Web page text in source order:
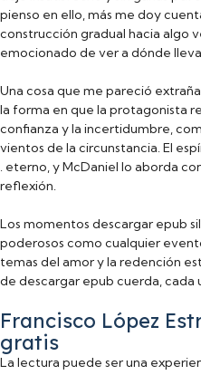
pienso en ello, más me doy
construcción gradual hacia algo
emocionado de ver a dónde
Una cosa que me pareció
la forma en que la protagonista
confianza y la incertidumbre,
vientos de la circunstancia. El
. eterno, y McDaniel lo aborda
reflexión.
Los momentos descargar epub
poderosos como cualquier
temas del amor y la redención
de descargar epub cuerda,
Francisco López
gratis
La lectura puede ser una